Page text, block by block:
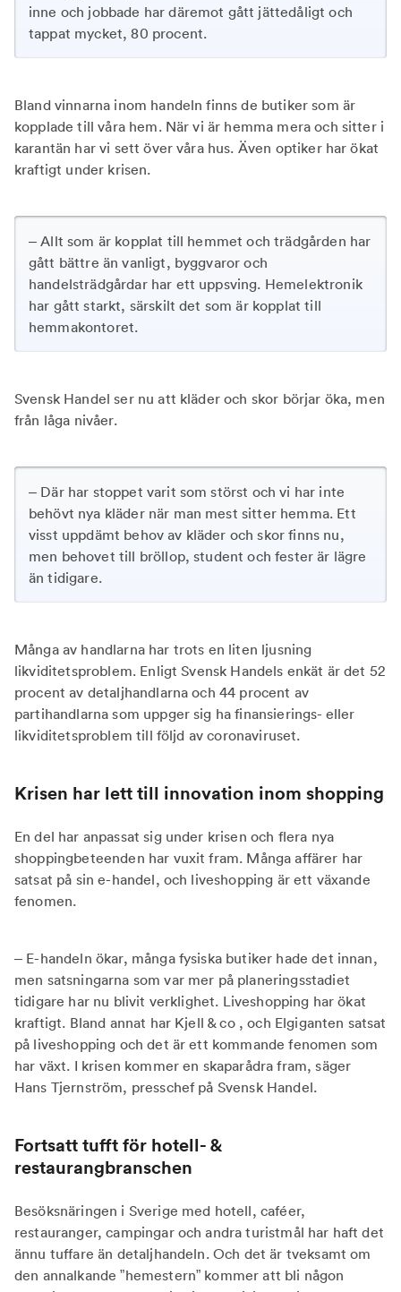
inne och jobbade har däremot gått jättedåligt och
tappat mycket, 80 procent.
Bland vinnarna inom handeln finns de butiker som är
kopplade till våra hem. När vi är hemma mera och sitter i
karantän har vi sett över våra hus. Även optiker har ökat
kraftigt under krisen.
– Allt som är kopplat till hemmet och trädgården har
gått bättre än vanligt, byggvaror och
handelsträdgårdar har ett uppsving. Hemelektronik
har gått starkt, särskilt det som är kopplat till
hemmakontoret.
Svensk Handel ser nu att kläder och skor börjar öka, men
från låga nivåer.
– Där har stoppet varit som störst och vi har inte
behövt nya kläder när man mest sitter hemma. Ett
visst uppdämt behov av kläder och skor finns nu,
men behovet till bröllop, student och fester är lägre
än tidigare.
Många av handlarna har trots en liten ljusning
likviditetsproblem. Enligt Svensk Handels enkät är det 52
procent av detaljhandlarna och 44 procent av
partihandlarna som uppger sig ha finansierings- eller
likviditetsproblem till följd av coronaviruset.
Krisen har lett till innovation inom shopping
En del har anpassat sig under krisen och flera nya
shoppingbeteenden har vuxit fram. Många affärer har
satsat på sin e-handel, och liveshopping är ett växande
fenomen.
– E-handeln ökar, många fysiska butiker hade det innan,
men satsningarna som var mer på planeringsstadiet
tidigare har nu blivit verklighet. Liveshopping har ökat
kraftigt. Bland annat har Kjell & co , och Elgiganten satsat
på liveshopping och det är ett kommande fenomen som
har växt. I krisen kommer en skaparådra fram, säger
Hans Tjernström, presschef på Svensk Handel.
Fortsatt tufft för hotell- &
restaurangbranschen
Besöksnäringen i Sverige med hotell, caféer,
restauranger, campingar och andra turistmål har haft det
ännu tuffare än detaljhandeln. Och det är tveksamt om
den annalkande ”hemestern” kommer att bli någon